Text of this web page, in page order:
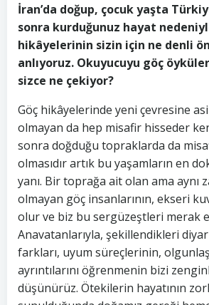
İran’da doğup, çocuk yaşta
sonra kurduğunuz hayat
hikâyelerinin sizin için ne denli
anlıyoruz. Okuyucuyu göç
sizce ne çekiyor?
Göç hikâyelerinde yeni çevresine
olmayan da hep misafir hisseder
sonra doğduğu topraklarda da
olmasıdır artık bu yaşamların en
yanı. Bir toprağa ait olan ama aynı
olmayan göç insanlarının, ekseri
olur ve biz bu sergüzeştleri merak
Anavatanlarıyla, şekillendikleri
farkları, uyum süreçlerinin,
ayrıntılarını öğrenmenin bizi
düşünürüz. Ötekilerin hayatının